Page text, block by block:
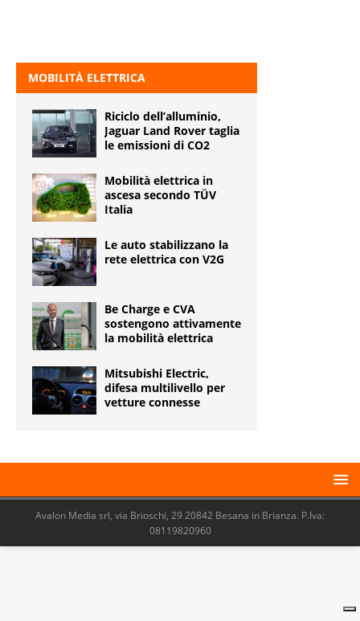
MOBILITÀ ELETTRICA
Riciclo dell’alluminio,
Jaguar Land Rover taglia
le emissioni di CO2
Mobilità elettrica in
ascesa secondo TÜV
Italia
Le auto stabilizzano la
rete elettrica con V2G
Be Charge e CVA
sostengono attivamente
la mobilità elettrica
Mitsubishi Electric,
difesa multilivello per
vetture connesse
Avalon Media srl, via Brioschi, 29 20842 Besana in Brianza. P.Iva:
08119820960